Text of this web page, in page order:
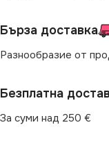
Бърза доставка
Разнообразие от
Безплатна
За суми над 250 €